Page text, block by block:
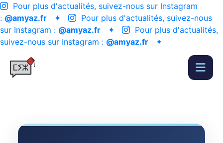
Pour plus d'actualités, suivez-nous sur Instagram
: @amyaz.fr ✦
Pour plus d'actualités, suivez-nous
sur Instagram : @amyaz.fr ✦
Pour plus d'actualités,
suivez-nous sur Instagram : @amyaz.fr ✦